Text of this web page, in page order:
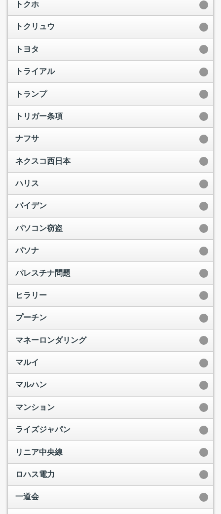
トクホ
トクリュウ
トヨタ
トライアル
トランプ
トリガー条項
ナフサ
ネクスコ西日本
ハリス
バイデン
パソコン窃盗
パソナ
パレスチナ問題
ヒラリー
プーチン
マネーロンダリング
マルイ
マルハン
マンション
ライズジャパン
リニア中央線
ロハス電力
一道会